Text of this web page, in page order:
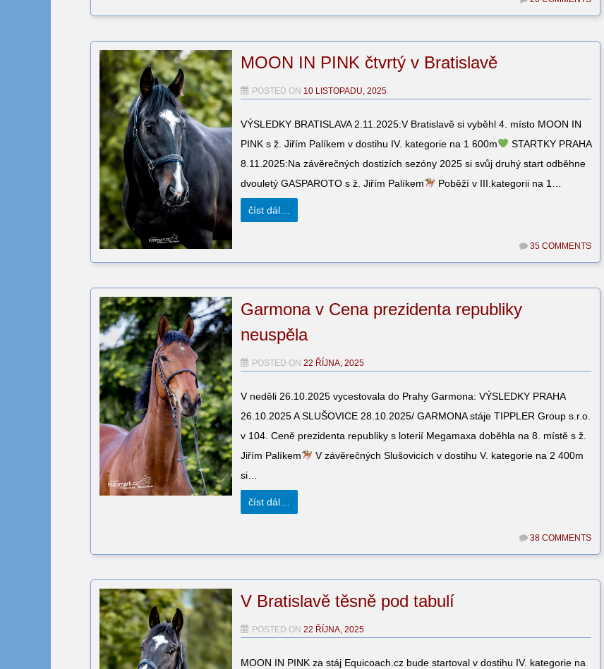
MOON IN PINK čtvrtý v Bratislavě
POSTED ON 10 LISTOPADU, 2025
VÝSLEDKY BRATISLAVA 2.11.2025:V Bratislavě si vyběhl 4. místo MOON IN
PINK s ž. Jiřím Palíkem v dostihu IV. kategorie na 1 600m
STARTKY PRAHA
8.11.2025:Na závěrečných dostizích sezóny 2025 si svůj druhý start odběhne
dvouletý GASPAROTO s ž. Jiřím Palíkem
Poběží v III.kategorii na 1…
číst dál…
35 COMMENTS
Garmona v Cena prezidenta republiky
neuspěla
POSTED ON 22 ŘÍJNA, 2025
V neděli 26.10.2025 vycestovala do Prahy Garmona: VÝSLEDKY PRAHA
26.10.2025 A SLUŠOVICE 28.10.2025/ GARMONA stáje TIPPLER Group s.r.o.
v 104. Ceně prezidenta republiky s loterií Megamaxa doběhla na 8. místě s ž.
Jiřím Palíkem
V závěrečných Slušovicích v dostihu V. kategorie na 2 400m
si…
číst dál…
38 COMMENTS
V Bratislavě těsně pod tabulí
POSTED ON 22 ŘÍJNA, 2025
MOON IN PINK za stáj Equicoach.cz bude startoval v dostihu IV. kategorie na